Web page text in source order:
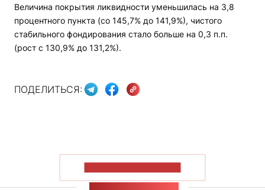
Величина покрытия ликвидности уменьшилась на 3,8
процентного пункта (со 145,7% до 141,9%), чистого
стабильного фондирования стало больше на 0,3 п.п.
(рост с 130,9% до 131,2%).
ПОДЕЛИТЬСЯ: